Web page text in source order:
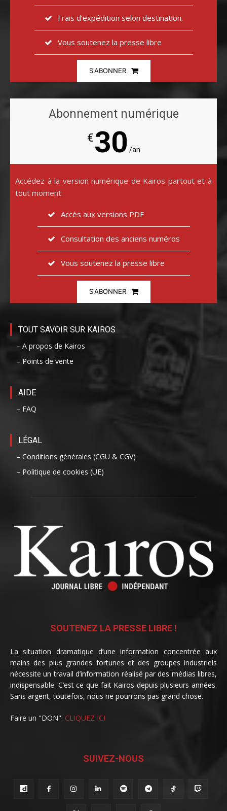
Frais d’expédition selon destination.
Vous soutenez la presse libre
S'ABONNER
Abonnement numérique
€30 /an
Accédez à la version numérique de Kairos partout et à
tout moment.
Accès aux versions PDF
Consultation des anciens numéros
Vous soutenez la presse libre
S'ABONNER
TOUT SAVOIR SUR KAIROS
– A propos de Kairos
– Points de vente
AIDE
– FAQ
LÉGAL
– Conditions générales (CGU & CGV)
– Politique de cookies (UE)
SOUTENEZ LA PRESSE LIBRE !
La situation dramatique d’une information concentrée aux
mains des plus grandes fortunes et des groupes industriels
nécessite un travail d’information réalisé par des médias libres,
indispensable. C’est ce que fait Kairos depuis plusieurs années.
Sans argent, toutefois, nous ne pourrons pas grand chose.
Faire un "DON": CLIQUEZ ICI
SUIVEZ-NOUS